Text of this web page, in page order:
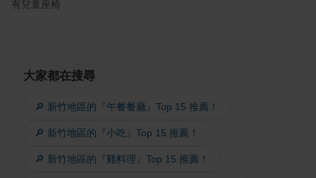
有兒童座椅
大家都在搜尋
🔎 新竹地區的『午餐餐廳』Top 15 推薦！
🔎 新竹地區的『小吃』Top 15 推薦！
🔎 新竹地區的『雞料理』Top 15 推薦！